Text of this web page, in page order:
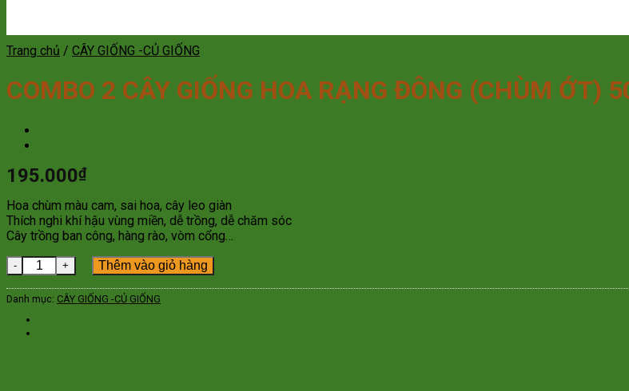
Trang chủ / CÂY GIỐNG -CỦ GIỐNG
COMBO 2 CÂY GIỐNG HOA RẠNG ĐÔNG (CHÙM ỚT)
195.000₫
Hoa chùm màu cam, sai hoa, cây leo giàn
Thích nghi khí hậu vùng miền, dễ trồng, dễ chăm sóc
Cây trồng ban công, hàng rào, vòm cổng…
COMBO 2 CÂY GIỐNG HOA RẠNG ĐÔNG (CHÙM ỚT) 50cm số lượng
Thêm vào giỏ hàng
Danh mục: CÂY GIỐNG -CỦ GIỐNG